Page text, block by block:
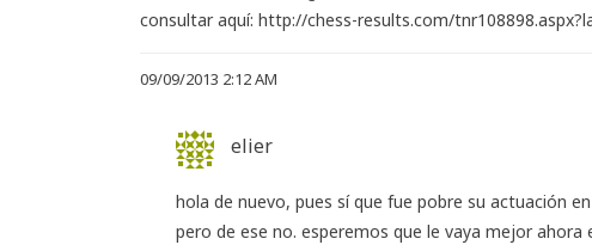
consultar aquí: http://chess-results.com/
09/09/2013 2:12 AM
elier
hola de nuevo, pues sí que fue pobre su actuación
pero de ese no. esperemos que le vaya mejor ahora